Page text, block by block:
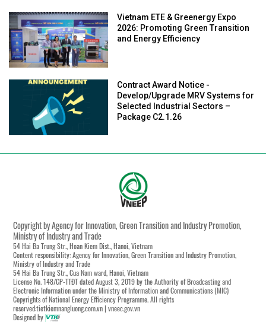
Vietnam ETE & Greenergy Expo
2026: Promoting Green Transition
and Energy Efficiency
Contract Award Notice -
Develop/Upgrade MRV Systems for
Selected Industrial Sectors –
Package C2.1.26
Copyright by Agency for Innovation, Green Transition and Industry Promotion,
Ministry of Industry and Trade
54 Hai Ba Trung Str., Hoan Kiem Dist., Hanoi, Vietnam
Content responsibility: Agency for Innovation, Green Transition and Industry Promotion,
Ministry of Industry and Trade
54 Hai Ba Trung Str., Cua Nam ward, Hanoi, Vietnam
License No. 148/GP-TTĐT dated August 3, 2019 by the Authority of Broadcasting and
Electronic Information under the Ministry of Information and Communications (MIC)
Copyrights of National Energy Efficiency Programme. All rights
reserved:tietkiemnangluong.com.vn | vneec.gov.vn
Designed by